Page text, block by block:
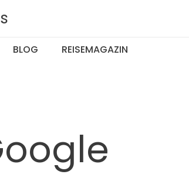
BLOG REISEMAGAZIN